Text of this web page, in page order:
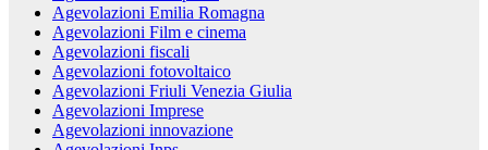
Agevolazioni Emilia Romagna
Agevolazioni Film e cinema
Agevolazioni fiscali
Agevolazioni fotovoltaico
Agevolazioni Friuli Venezia Giulia
Agevolazioni Imprese
Agevolazioni innovazione